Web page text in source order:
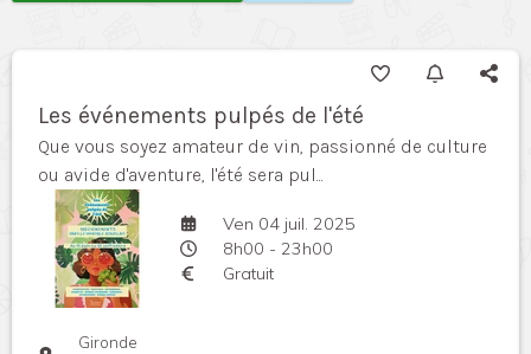
Les événements pulpés de l'été
Que vous soyez amateur de vin, passionné de culture
ou avide d'aventure, l'été sera pul...
Ven 04 juil. 2025
8h00 - 23h00
Gratuit
Gironde